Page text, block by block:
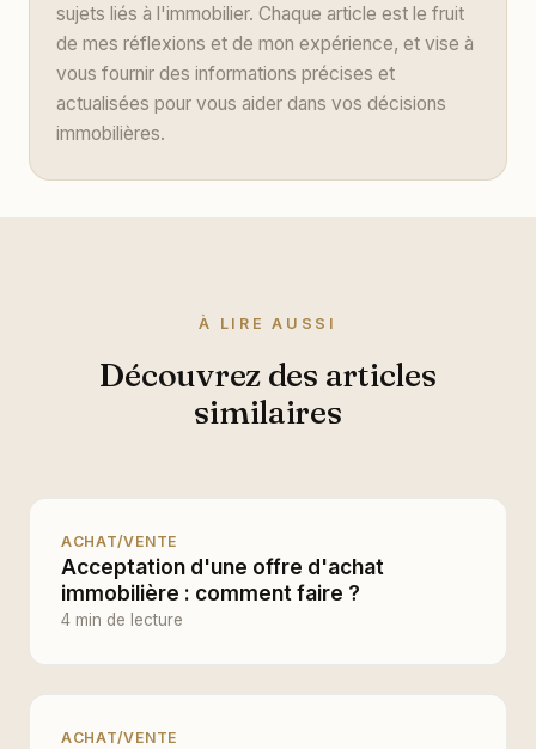
sujets liés à l'immobilier. Chaque article est le fruit
de mes réflexions et de mon expérience, et vise à
vous fournir des informations précises et
actualisées pour vous aider dans vos décisions
immobilières.
À LIRE AUSSI
Découvrez des articles
similaires
ACHAT/VENTE
Acceptation d'une offre d'achat
immobilière : comment faire ?
4 min de lecture
ACHAT/VENTE